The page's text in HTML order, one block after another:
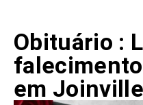
Obituário :
em Joinville